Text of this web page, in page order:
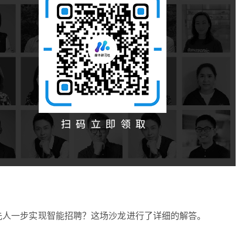
一步实现智能招聘？这场沙龙进行了详细的解答。